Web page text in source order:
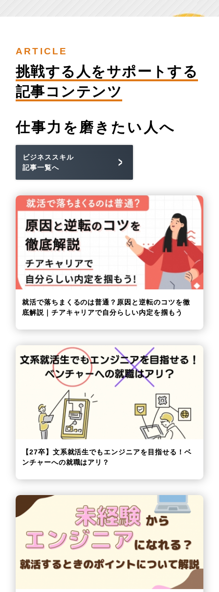
ARTICLE
挑戦する人をサポートする
記事コンテンツ
仕事力を 磨きたい人へ
ビジネススキル
記事一覧へ
就活で落ちまくるのは普通？原因と逆転のコツを徹
底解説｜チアキャリアで自分らしい内定を掴もう
【27卒】文系就活生でもエンジニアを目指せる！ベ
ンチャーへの就職はアリ？